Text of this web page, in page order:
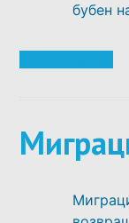
бубен